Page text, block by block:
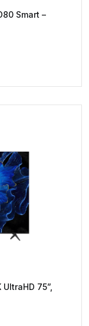
Smart –
75”,